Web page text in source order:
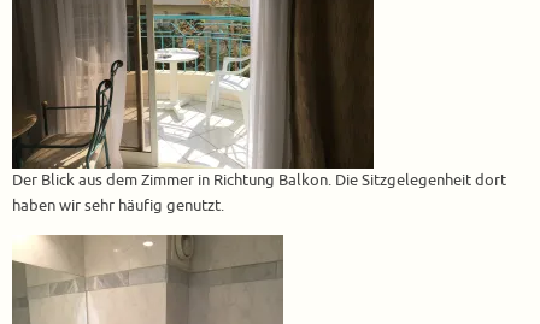
Der Blick aus dem Zimmer in Richtung Balkon. Die Sitzgelegenheit dort
haben wir sehr häufig genutzt.